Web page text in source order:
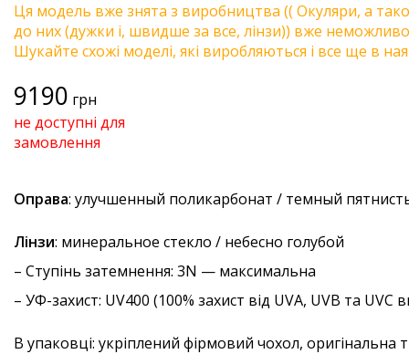
Ця модель вже знята з виробництва (( Окуляри, а
до них (дужки і, швидше за все, лінзи)) вже неможливо
Шукайте схожі моделі, які виробляються і все ще в
9190 грн
не доступні для
замовлення
Оправа: улучшенный поликарбонат / темный
Лінзи: минеральное стекло / небесно голубой
– Ступінь затемнення: 3N — максимальна
– УФ-захист: UV400 (100% захист від UVA, UVB та
В упаковці: укріплений фірмовий чохол, оригінальна